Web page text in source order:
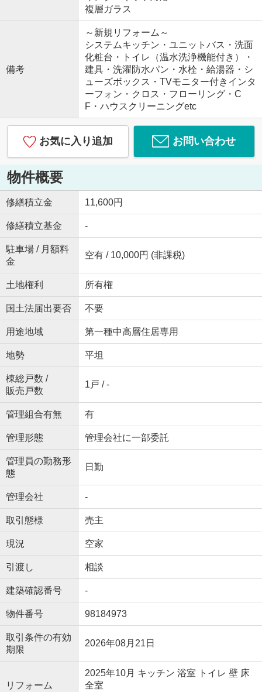
複層ガラス
備考
～新規リフォーム～
システムキッチン・ユニットバス・洗面
化粧台・トイレ（温水洗浄機能付き）・
建具・洗濯防水パン・水栓・給湯器・シ
ューズボックス・TVモニター付きインタ
ーフォン・クロス・フローリング・C
F・ハウスクリーニングetc
お気に入り追加 お問い合わせ
物件概要
修繕積立金 11,600円
修繕積立基金 -
駐車場 / 月額料
金
空有 / 10,000円 (非課税)
土地権利 所有権
国土法届出要否 不要
用途地域 第一種中高層住居専用
地勢 平坦
棟総戸数 /
販売戸数
1戸 / -
管理組合有無 有
管理形態 管理会社に一部委託
管理員の勤務形
態
日勤
管理会社 -
取引態様 売主
現況 空家
引渡し 相談
建築確認番号 -
物件番号 98184973
取引条件の有効
期限
2026年08月21日
リフォーム
2025年10月 キッチン 浴室 トイレ 壁 床
全室